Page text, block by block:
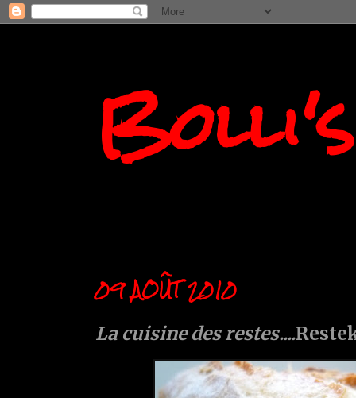
09 AOÛT 2010
La cuisine des restes....